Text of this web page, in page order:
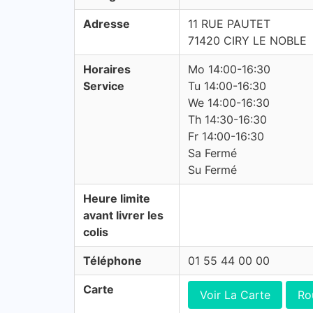
Adresse
11 RUE PAUTET
71420 CIRY LE NOBLE
Horaires
Service
Mo 14:00-16:30
Tu 14:00-16:30
We 14:00-16:30
Th 14:30-16:30
Fr 14:00-16:30
Sa Fermé
Su Fermé
Heure limite
avant livrer les
colis
Téléphone 01 55 44 00 00
Carte Voir La Carte